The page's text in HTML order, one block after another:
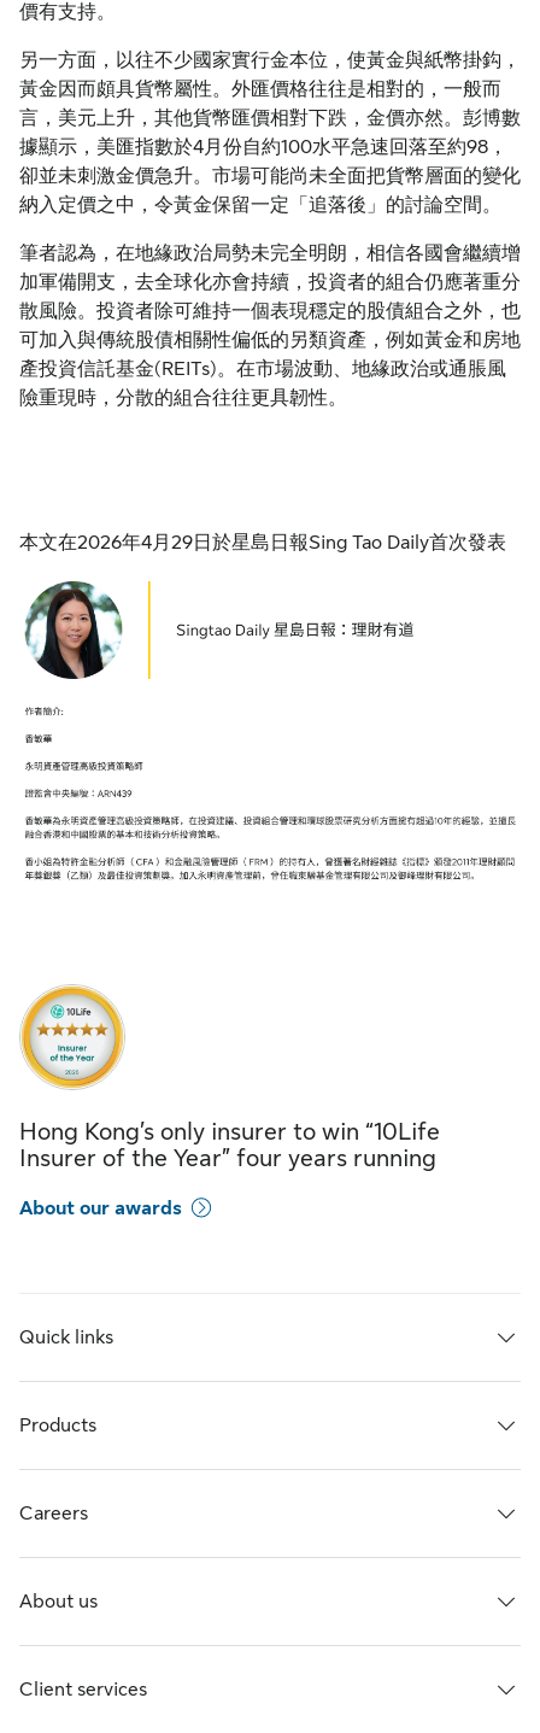
價有支持。
另一方面，以往不少國家實行金本位，使黃金與紙幣掛鈎，
黃金因而頗具貨幣屬性。外匯價格往往是相對的，一般而
言，美元上升，其他貨幣匯價相對下跌，金價亦然。彭博數
據顯示，美匯指數於4月份自約100水平急速回落至約98，
卻並未刺激金價急升。市場可能尚未全面把貨幣層面的變化
納入定價之中，令黃金保留一定「追落後」的討論空間。
筆者認為，在地緣政治局勢未完全明朗，相信各國會繼續增
加軍備開支，去全球化亦會持續，投資者的組合仍應著重分
散風險。投資者除可維持一個表現穩定的股債組合之外，也
可加入與傳統股債相關性偏低的另類資產，例如黃金和房地
產投資信託基金(REITs)。在市場波動、地緣政治或通脹風
險重現時，分散的組合往往更具韌性。
本文在2026年4月29日於星島日報Sing Tao Daily首次發表
Hong Kong’s only insurer to win “10Life
Insurer of the Year” four years running
About our awards
Quick links
Products
Careers
About us
Client services